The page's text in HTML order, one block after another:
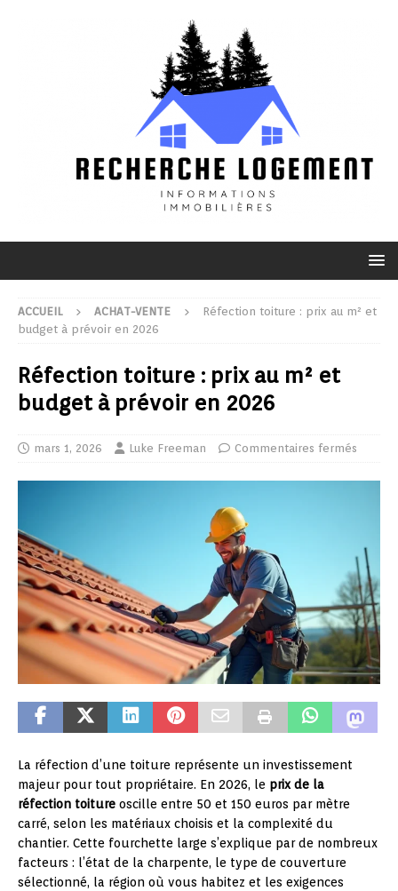
ACCUEIL ACHAT-VENTE
Réfection toiture : prix au m² et
budget à prévoir en 2026
Réfection toiture : prix au m² et
budget à prévoir en 2026
mars 1, 2026 Luke Freeman Commentaires fermés
La réfection d’une toiture représente un investissement
majeur pour tout propriétaire. En 2026, le prix de la
réfection toiture oscille entre 50 et 150 euros par mètre
carré, selon les matériaux choisis et la complexité du
chantier. Cette fourchette large s’explique par de nombreux
facteurs : l’état de la charpente, le type de couverture
sélectionné, la région où vous habitez et les exigences